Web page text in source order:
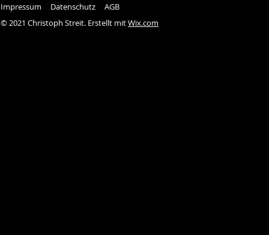
Impressum Datenschutz
AGB
© 2021 Christoph Streit. Erstellt mitWix.com